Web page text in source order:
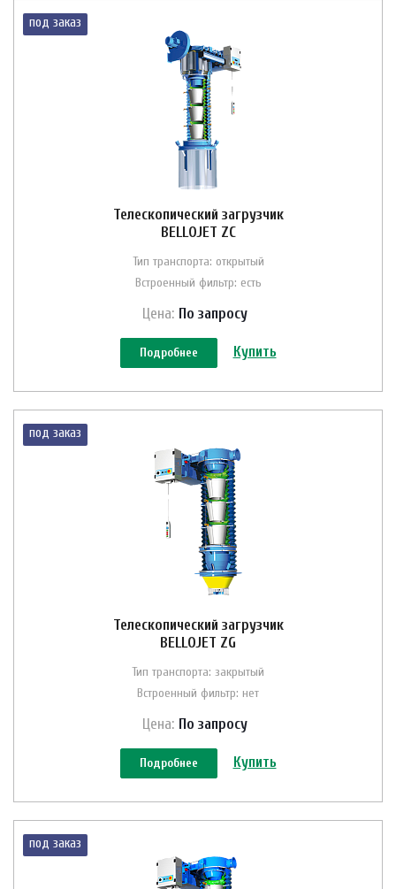
под заказ
Телескопический загрузчик
BELLOJET ZС
Тип транспорта: открытый
Встроенный фильтр: есть
Цена: По запросу
Подробнее Купить
под заказ
Телескопический загрузчик
BELLOJET ZG
Тип транспорта: закрытый
Встроенный фильтр: нет
Цена: По запросу
Подробнее Купить
под заказ